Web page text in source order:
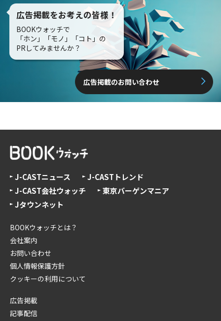
広告掲載をお考えの皆様！
BOOKウォッチで
「ホン」「モノ」「コト」の
PRしてみませんか？
広告掲載のお問い合わせ
J-CASTニュース
J-CASTトレンド
J-CAST会社ウォッチ
東京バーゲンマニア
Jタウンネット
BOOKウォッチとは？
会社案内
お問い合わせ
個人情報保護方針
クッキーの利用について
広告掲載
記事配信